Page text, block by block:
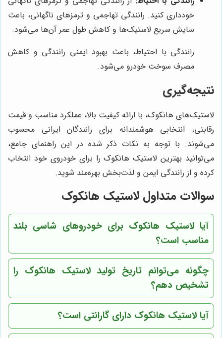
خودداری کنید. رانندگی تهاجمی و ترمزهای ناگهانی، باعث
سایش سریع لاستیک‌ها و کاهش طول عمر آن‌ها می‌شود.
رانندگی با احتیاط، باعث بهبود ایمنی رانندگی و کاهش
مصرف سوخت خودرو می‌شود.
نتیجه‌گیری
لاستیک‌های هانکوک، با ارائه کیفیت بالا، عملکرد مناسب و قیمت
رقابتی، انتخابی هوشمندانه برای رانندگان ایرانی محسوب
می‌شوند. با توجه به نکات ذکر شده در این راهنمای جامع،
می‌توانید بهترین لاستیک هانکوک را برای خودروی خود انتخاب
کرده و از رانندگی ایمن و لذت‌بخش بهره‌مند شوید.
سوالات متداول لاستیک هانکوک
آیا لاستیک هانکوک برای خودروهای شاسی بلند
مناسب است؟
چگونه می‌توانم تاریخ تولید لاستیک هانکوک را
تشخیص دهم؟
آیا لاستیک هانکوک دارای گارانتی است؟